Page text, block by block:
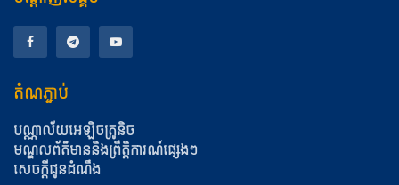
តំណភ្ជាប់
បណ្ណាល័យអេឡិចត្រូនិច
មណ្ឌលព័ត៌មាននិងព្រឹត្តិការណ៍ផ្សេងៗ
សេចក្តីជូនដំណឹង